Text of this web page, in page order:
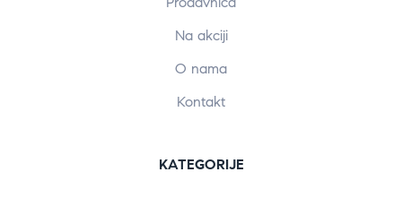
Na akciji
O nama
Kontakt
KATEGORIJE